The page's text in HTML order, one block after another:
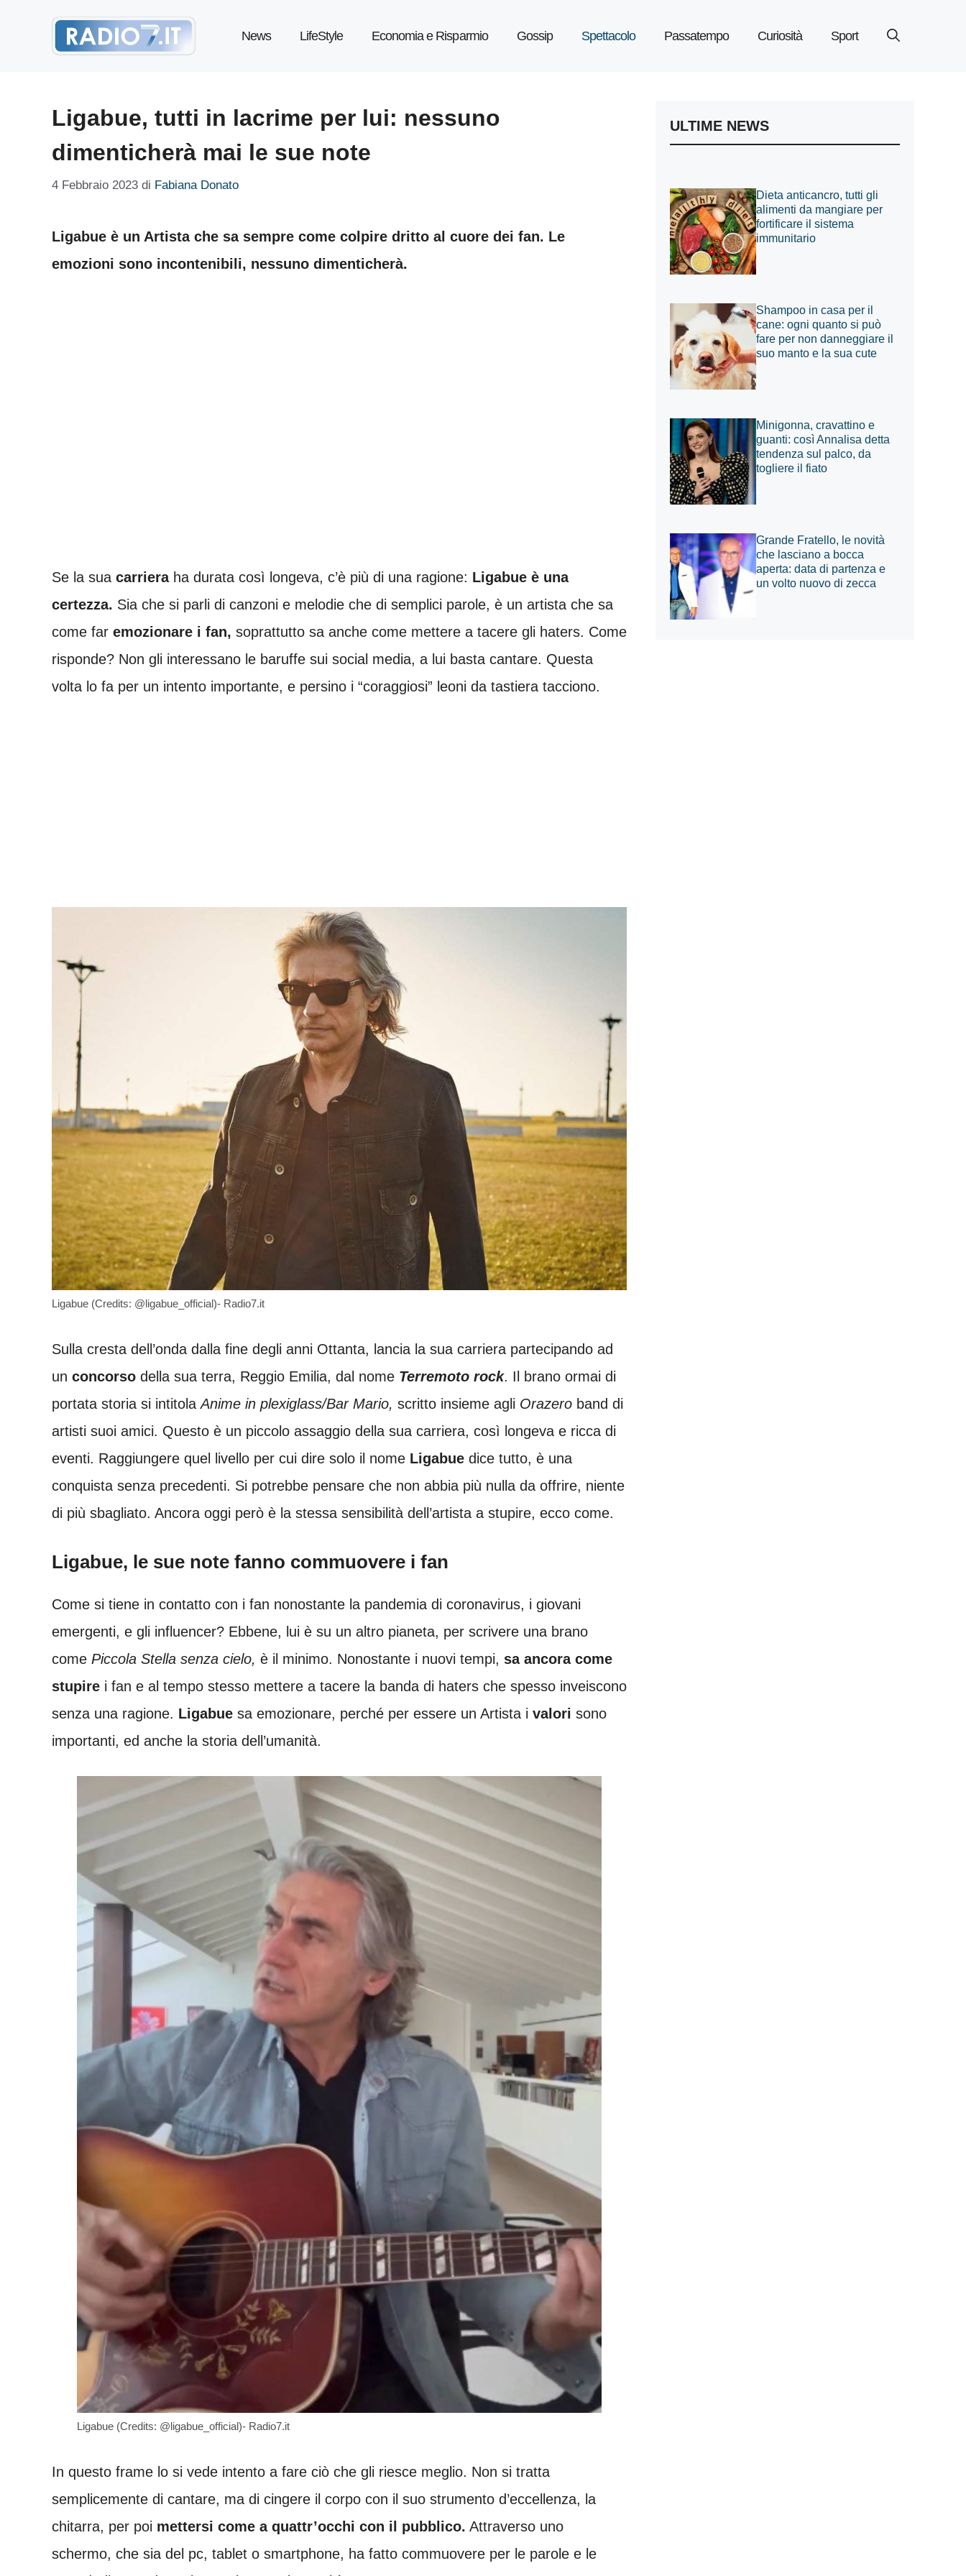
News LifeStyle Economia e Risparmio Gossip Spettacolo Passatempo Curiosità Sport
Ligabue, tutti in lacrime per lui: nessuno
dimenticherà mai le sue note
4 Febbraio 2023 di Fabiana Donato
Ligabue è un Artista che sa sempre come colpire dritto al cuore dei fan. Le
emozioni sono incontenibili, nessuno dimenticherà.
Se la sua carrieraha durata così longeva, c’è più di una ragione: Ligabue è una
certezza. Sia che si parli di canzoni e melodie che di semplici parole, è un artista che sa
come far emozionare i fan, soprattutto sa anche come mettere a tacere gli haters. Come
risponde? Non gli interessano le baruffe sui social media, a lui basta cantare. Questa
volta lo fa per un intento importante, e persino i “coraggiosi” leoni da tastiera tacciono.
Ligabue (Credits: @ligabue_official)- Radio7.it
Sulla cresta dell’onda dalla fine degli anni Ottanta, lancia la sua carriera partecipando ad
un concorso della sua terra, Reggio Emilia, dal nome Terremoto rock. Il brano ormai di
portata storia si intitolaAnime in plexiglass/Bar Mario, scritto insieme agli Orazero band di
artisti suoi amici. Questo è un piccolo assaggio della sua carriera, così longeva e ricca di
eventi. Raggiungere quel livello per cui dire solo il nome Ligabue dice tutto, è una
conquista senza precedenti. Si potrebbe pensare che non abbia più nulla da offrire, niente
di più sbagliato. Ancora oggi però è la stessa sensibilità dell’artista a stupire, ecco come.
Ligabue, le sue note fanno commuovere i fan
Come si tiene in contatto con i fan nonostante la pandemia di coronavirus, i giovani
emergenti, e gli influencer? Ebbene, lui è su un altro pianeta, per scrivere una brano
come Piccola Stella senza cielo, è il minimo. Nonostante i nuovi tempi, sa ancora come
stupire i fan e al tempo stesso mettere a tacere la banda di haters che spesso inveiscono
senza una ragione. Ligabue sa emozionare, perché per essere un Artista i valori sono
importanti, ed anche la storia dell’umanità.
Ligabue (Credits: @ligabue_official)- Radio7.it
In questo frame lo si vede intento a fare ciò che gli riesce meglio. Non si tratta
semplicemente di cantare, ma di cingere il corpo con il suo strumento d’eccellenza, la
chitarra, per poi mettersi come a quattr’occhi con il pubblico. Attraverso uno
schermo, che sia del pc, tablet o smartphone, ha fatto commuovere per le parole e le
ULTIME NEWS
Dieta anticancro, tutti gli
alimenti da mangiare per
fortificare il sistema
immunitario
Shampoo in casa per il
cane: ogni quanto si può
fare per non danneggiare il
suo manto e la sua cute
Minigonna, cravattino e
guanti: così Annalisa detta
tendenza sul palco, da
togliere il fiato
Grande Fratello, le novità
che lasciano a bocca
aperta: data di partenza e
un volto nuovo di zecca